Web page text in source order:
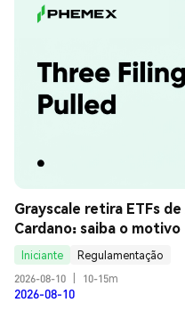
Grayscale retira ETFs
Cardano: saiba o motivo
Iniciante
Regulamentação
2026-08-10
10-15m
2026-08-10